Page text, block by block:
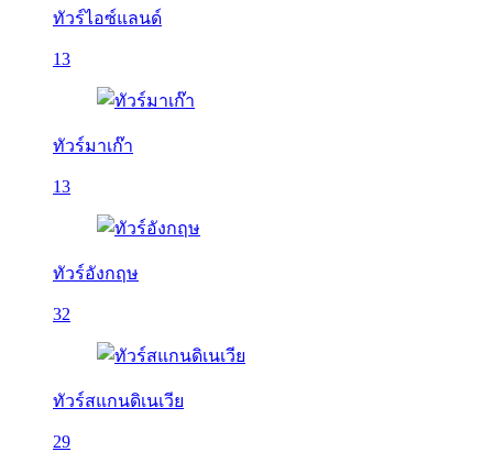
ทัวร์ไอซ์แลนด์
13
ทัวร์มาเก๊า
13
ทัวร์อังกฤษ
32
ทัวร์สแกนดิเนเวีย
29